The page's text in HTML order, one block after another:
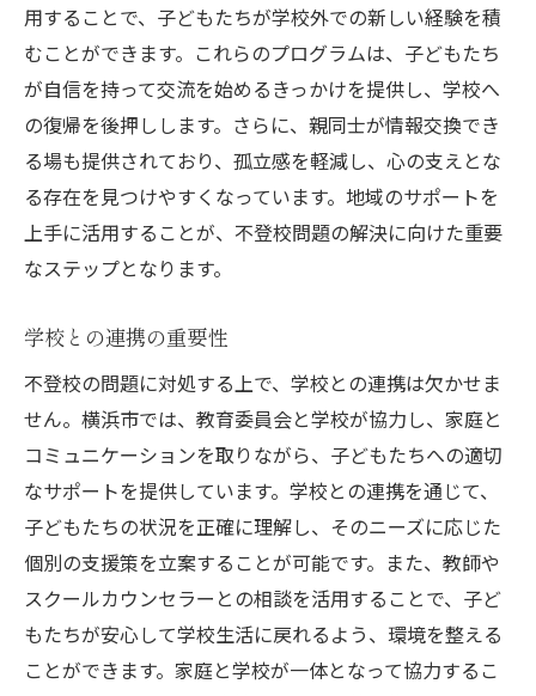
定期的な親子ミーティングのすすめ
共通のゴール設定の重要性
親子関係の改善事例
教育委員会と連携した不登校支援の最新動向
最新の施策と取り組み
教育委員会が提供する資源
成功事例から学ぶポイント
将来的な方向性と展望
連携のメリットと課題
心理的負担を和らげるための家庭でのケア方法
リラックス方法の提案
不安を軽減する日常習慣
心の健康を保つための活動
プロフェッショナルのサポートを求める
家庭でできるリラクゼーション法
ストレス管理のためのツール
用することで、子どもたちが学校外での新しい経験を積
むことができます。これらのプログラムは、子どもたち
が自信を持って交流を始めるきっかけを提供し、学校へ
の復帰を後押しします。さらに、親同士が情報交換でき
る場も提供されており、孤立感を軽減し、心の支えとな
る存在を見つけやすくなっています。地域のサポートを
上手に活用することが、不登校問題の解決に向けた重要
なステップとなります。
学校との連携の重要性
不登校の問題に対処する上で、学校との連携は欠かせま
せん。横浜市では、教育委員会と学校が協力し、家庭と
コミュニケーションを取りながら、子どもたちへの適切
なサポートを提供しています。学校との連携を通じて、
子どもたちの状況を正確に理解し、そのニーズに応じた
個別の支援策を立案することが可能です。また、教師や
スクールカウンセラーとの相談を活用することで、子ど
もたちが安心して学校生活に戻れるよう、環境を整える
ことができます。家庭と学校が一体となって協力するこ